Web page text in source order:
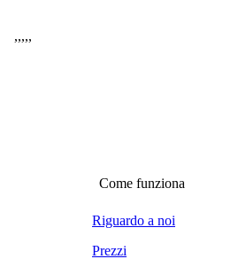
,,,,,
Come funziona
Riguardo a noi
Prezzi